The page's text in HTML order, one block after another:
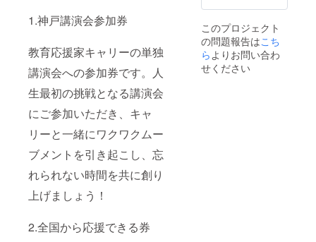
1.神戸講演会参加券
教育応援家キャリーの単独
講演会への参加券です。人
生最初の挑戦となる講演会
にご参加いただき、キャ
リーと一緒にワクワクムー
ブメントを引き起こし、忘
れられない時間を共に創り
上げましょう！
2.全国から応援できる券
このプロジェクト
の問題報告はこち
ら よりお問い合わ
せください